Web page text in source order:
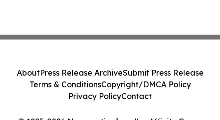
AboutPress Release ArchiveSubmit Press Release
Terms & ConditionsCopyright/DMCA Policy
Privacy PolicyContact